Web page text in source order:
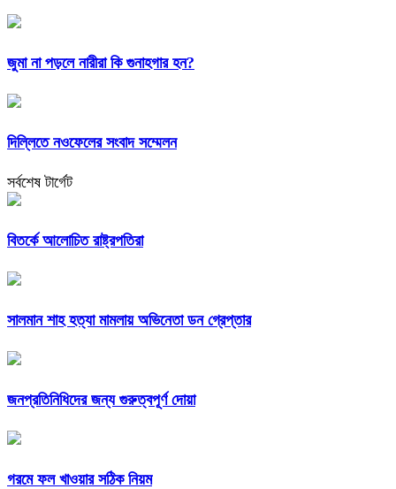
জুমা না পড়লে নারীরা কি গুনাহগার হন?
দিল্লিতে নওফেলের সংবাদ সম্মেলন
সর্বশেষ টার্গেট
বিতর্কে আলোচিত রাষ্ট্রপতিরা
সালমান শাহ হত্যা মামলায় অভিনেতা ডন গ্রেপ্তার
জনপ্রতিনিধিদের জন্য গুরুত্বপূর্ণ দোয়া
গরমে ফল খাওয়ার সঠিক নিয়ম